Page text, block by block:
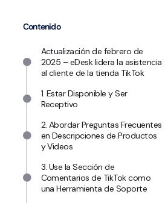
Contenido
Actualización de febrero de
2025 – eDesk lidera la asistencia
al cliente de la tienda TikTok
1. Estar Disponible y Ser
Receptivo
2. Abordar Preguntas Frecuentes
en Descripciones de Productos
y Videos
3. Use la Sección de
Comentarios de TikTok como
una Herramienta de Soporte